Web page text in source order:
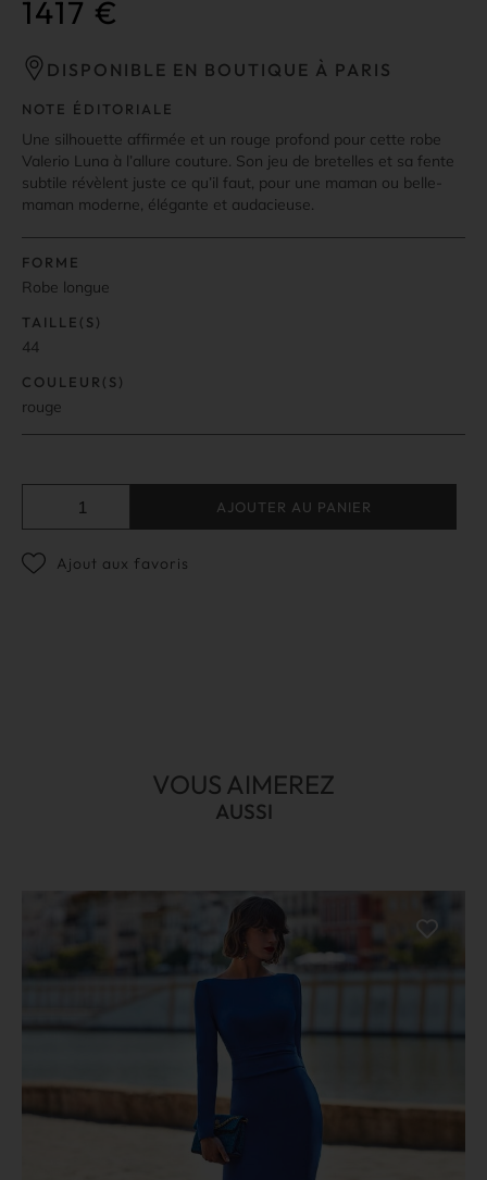
1417 €
DISPONIBLE EN BOUTIQUE À PARIS
NOTE ÉDITORIALE
Une silhouette affirmée et un rouge profond pour cette robe
Valerio Luna à l’allure couture. Son jeu de bretelles et sa fente
subtile révèlent juste ce qu’il faut, pour une maman ou belle-
maman moderne, élégante et audacieuse.
FORME
Robe longue
TAILLE(S)
44
COULEUR(S)
rouge
AJOUTER AU PANIER
Ajout aux favoris
VOUS AIMEREZ
AUSSI